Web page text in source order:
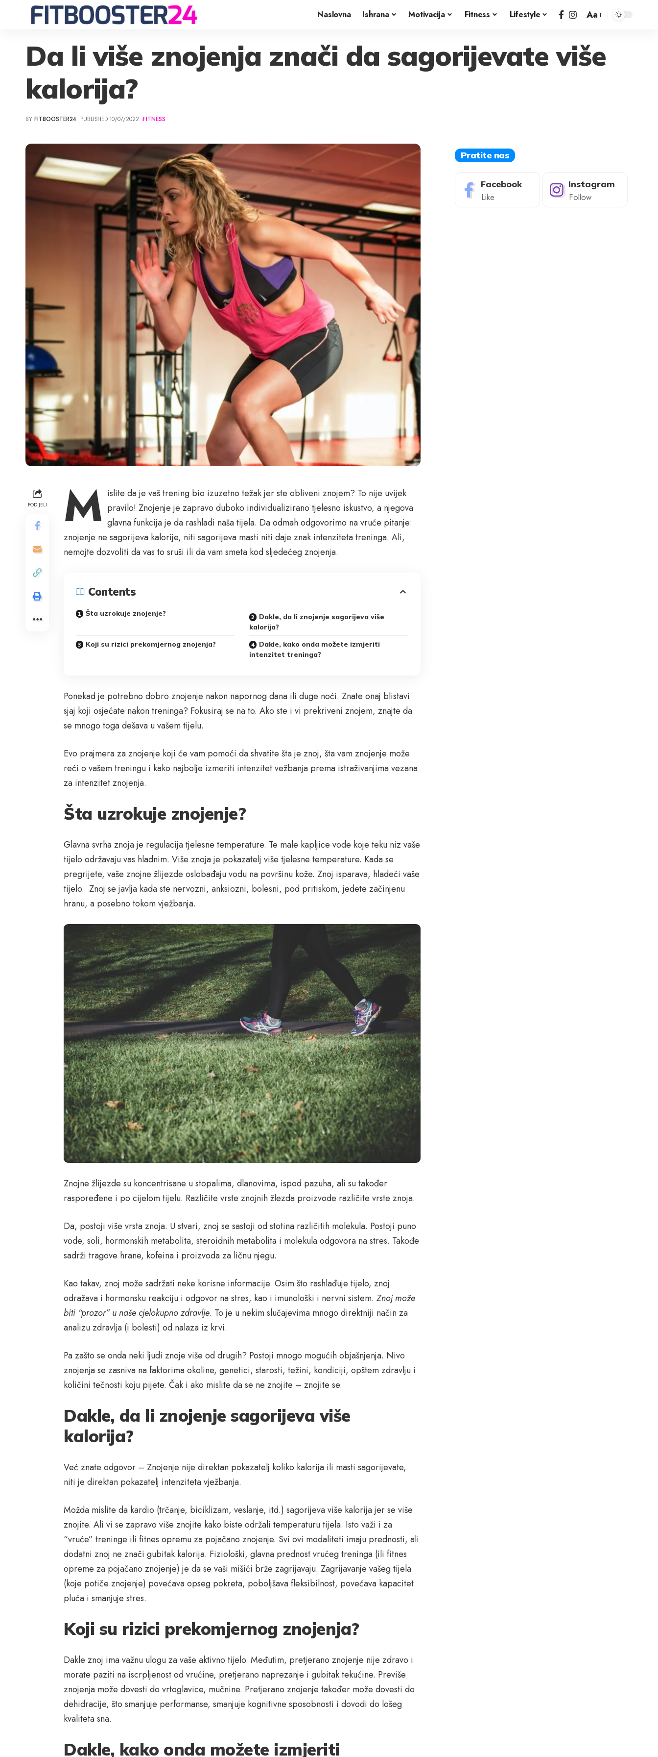
Naslovna Ishrana Motivacija Fitness Lifestyle Aa
Da li više znojenja znači da sagorijevate više
kalorija?
BY FITBOOSTER24 PUBLISHED 10/07/2022 FITNESS
PODIJELI M islite da je vaš trening bio izuzetno težak jer ste obliveni znojem? To nije uvijek
pravilo! Znojenje je zapravo duboko individualizirano tjelesno iskustvo, a njegova
glavna funkcija je da rashladi naša tijela. Da odmah odgovorimo na vruće pitanje:
znojenje ne sagorijeva kalorije, niti sagorijeva masti niti daje znak intenziteta treninga. Ali,
nemojte dozvoliti da vas to sruši ili da vam smeta kod sljedećeg znojenja.
Contents
Šta uzrokuje znojenje?
Dakle, da li znojenje sagorijeva više
kalorija?
Koji su rizici prekomjernog znojenja?
Dakle, kako onda možete izmjeriti
intenzitet treninga?
Ponekad je potrebno dobro znojenje nakon napornog dana ili duge noći. Znate onaj blistavi
sjaj koji osjećate nakon treninga? Fokusiraj se na to. Ako ste i vi prekriveni znojem, znajte da
se mnogo toga dešava u vašem tijelu.
Evo prajmera za znojenje koji će vam pomoći da shvatite šta je znoj, šta vam znojenje može
reći o vašem treningu i kako najbolje izmeriti intenzitet vežbanja prema istraživanjima vezana
za intenzitet znojenja.
Šta uzrokuje znojenje?
Glavna svrha znoja je regulacija tjelesne temperature. Te male kapljice vode koje teku niz vaše
tijelo održavaju vas hladnim. Više znoja je pokazatelj više tjelesne temperature. Kada se
pregrijete, vaše znojne žlijezde oslobađaju vodu na površinu kože. Znoj isparava, hladeći vaše
tijelo. Znoj se javlja kada ste nervozni, anksiozni, bolesni, pod pritiskom, jedete začinjenu
hranu, a posebno tokom vježbanja.
Znojne žlijezde su koncentrisane u stopalima, dlanovima, ispod pazuha, ali su također
raspoređene i po cijelom tijelu. Različite vrste znojnih žlezda proizvode različite vrste znoja.
Da, postoji više vrsta znoja. U stvari, znoj se sastoji od stotina različitih molekula. Postoji puno
vode, soli, hormonskih metabolita, steroidnih metabolita i molekula odgovora na stres. Takođe
sadrži tragove hrane, kofeina i proizvoda za ličnu njegu.
Kao takav, znoj može sadržati neke korisne informacije. Osim što rashlađuje tijelo, znoj
odražava i hormonsku reakciju i odgovor na stres, kao i imunološki i nervni sistem. Znoj može
biti “prozor” u naše cjelokupno zdravlje. To je u nekim slučajevima mnogo direktniji način za
analizu zdravlja (i bolesti) od nalaza iz krvi.
Pa zašto se onda neki ljudi znoje više od drugih? Postoji mnogo mogućih objašnjenja. Nivo
znojenja se zasniva na faktorima okoline, genetici, starosti, težini, kondiciji, opštem zdravlju i
količini tečnosti koju pijete. Čak i ako mislite da se ne znojite – znojite se.
Dakle, da li znojenje sagorijeva više
kalorija?
Već znate odgovor – Znojenje nije direktan pokazatelj koliko kalorija ili masti sagorijevate,
niti je direktan pokazatelj intenziteta vježbanja.
Možda mislite da kardio (trčanje, biciklizam, veslanje, itd.) sagorijeva više kalorija jer se više
znojite. Ali vi se zapravo više znojite kako biste održali temperaturu tijela. Isto važi i za
“vruće” treninge ili fitnes opremu za pojačano znojenje. Svi ovi modaliteti imaju prednosti, ali
dodatni znoj ne znači gubitak kalorija. Fiziološki, glavna prednost vrućeg treninga (ili fitnes
opreme za pojačano znojenje) je da se vaši mišići brže zagrijavaju. Zagrijavanje vašeg tijela
(koje potiče znojenje) povećava opseg pokreta, poboljšava fleksibilnost, povećava kapacitet
pluća i smanjuje stres.
Koji su rizici prekomjernog znojenja?
Dakle znoj ima važnu ulogu za vaše aktivno tijelo. Međutim, pretjerano znojenje nije zdravo i
morate paziti na iscrpljenost od vrućine, pretjerano naprezanje i gubitak tekućine. Previše
znojenja može dovesti do vrtoglavice, mučnine. Pretjerano znojenje također može dovesti do
dehidracije, što smanjuje performanse, smanjuje kognitivne sposobnosti i dovodi do lošeg
kvaliteta sna.
Dakle, kako onda možete izmjeriti
Pratite nas
Facebook
Like
Instagram
Follow